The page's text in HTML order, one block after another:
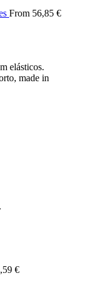
From 56,85 €
elásticos.
made in
€